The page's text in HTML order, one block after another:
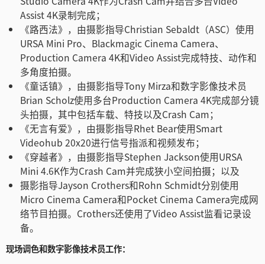
Assist 4K录制完成；
《路西法》，由摄影指导Christian Sebaldt（ASC）使用
URSA Mini Pro、Blackmagic Cinema Camera、
Production Camera 4K和Video Assist完成特技、动作和
多角度拍摄。
《童话镇》，由摄影指导Tony Mirza和数字影像技术员
Brian Scholz使用多台Production Camera 4K完成部分镜
头拍摄，其中包括车载、特技以及Crash Cam；
《无言有爱》，由摄影指导Rhet Bear使用Smart
Videohub 20x20进行信号指派和视频发布；
《穿越者》，由摄影指导Stephen Jackson使用URSA
Mini 4.6K作为Crash Cam并完成狭小空间拍摄；以及
摄影指导Jayson Crothers和Rohn Schmidt分别使用
Micro Cinema Camera和Pocket Cinema Camera完成网
络节目拍摄。Crothers还使用了Video Assist监看记录设
备。
现场调色和数字影像技术员工作：